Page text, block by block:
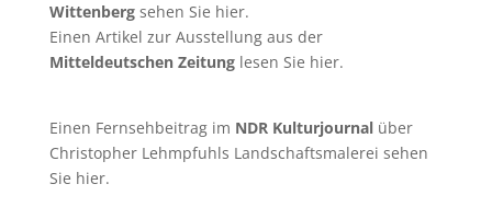
Wittenbergsehen Sie hier.
Einen Artikel zur Ausstellung aus der
Mitteldeutschen Zeitunglesen Sie hier.
Einen Fernsehbeitrag im NDR Kulturjournalüber
Christopher Lehmpfuhls Landschaftsmalerei sehen
Sie hier.